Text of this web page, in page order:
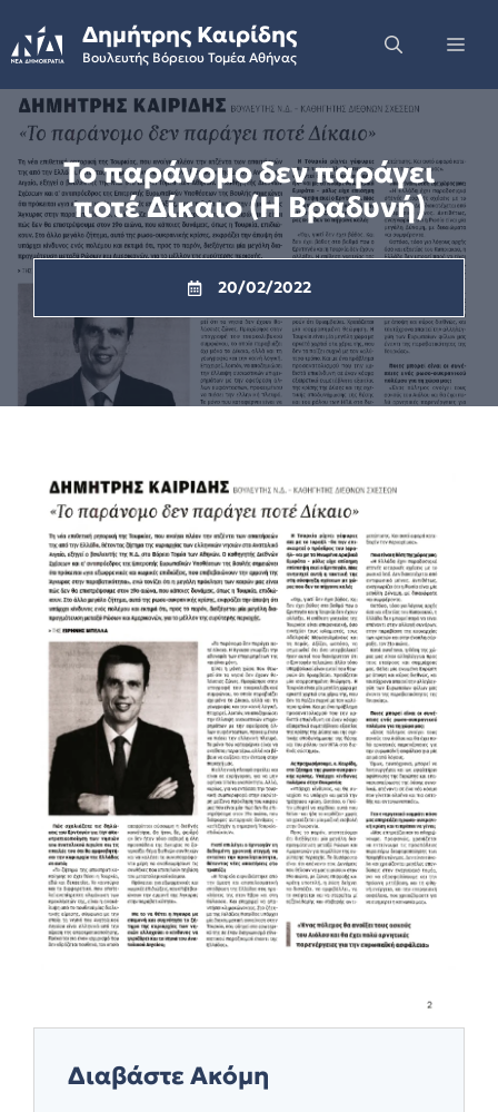
to
content
Δημήτρης Καιρίδης
Βουλευτής Βόρειου Τομέα Αθήνας
Το παράνομο δεν παράγει
ποτέ Δίκαιο (Η Βραδυνή)
20/02/2022
Διαβάστε Ακόμη